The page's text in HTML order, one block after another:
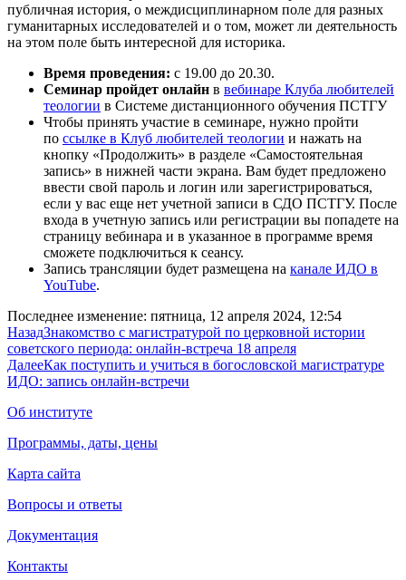
публичная история, о междисциплинарном поле для разных
гуманитарных исследователей и о том, может ли деятельность
на этом поле быть интересной для историка.
Время проведения: с 19.00 до 20.30.
Семинар пройдет онлайн в вебинаре Клуба любителей
теологии в Системе дистанционного обучения ПСТГУ
Чтобы принять участие в семинаре, нужно пройти
по ссылке в Клуб любителей теологии и нажать на
кнопку «Продолжить» в разделе «Самостоятельная
запись» в нижней части экрана. Вам будет предложено
ввести свой пароль и логин или зарегистрироваться,
если у вас еще нет учетной записи в СДО ПСТГУ. После
входа в учетную запись или регистрации вы попадете на
страницу вебинара и в указанное в программе время
сможете подключиться к сеансу.
Запись трансляции будет размещена на канале ИДО в
YouTube.
Последнее изменение: пятница, 12 апреля 2024, 12:54
НазадЗнакомство с магистратурой по церковной истории
советского периода: онлайн-встреча 18 апреля
ДалееКак поступить и учиться в богословской магистратуре
ИДО: запись онлайн-встречи
Об институте
Программы, даты, цены
Карта сайта
Вопросы и ответы
Документация
Контакты